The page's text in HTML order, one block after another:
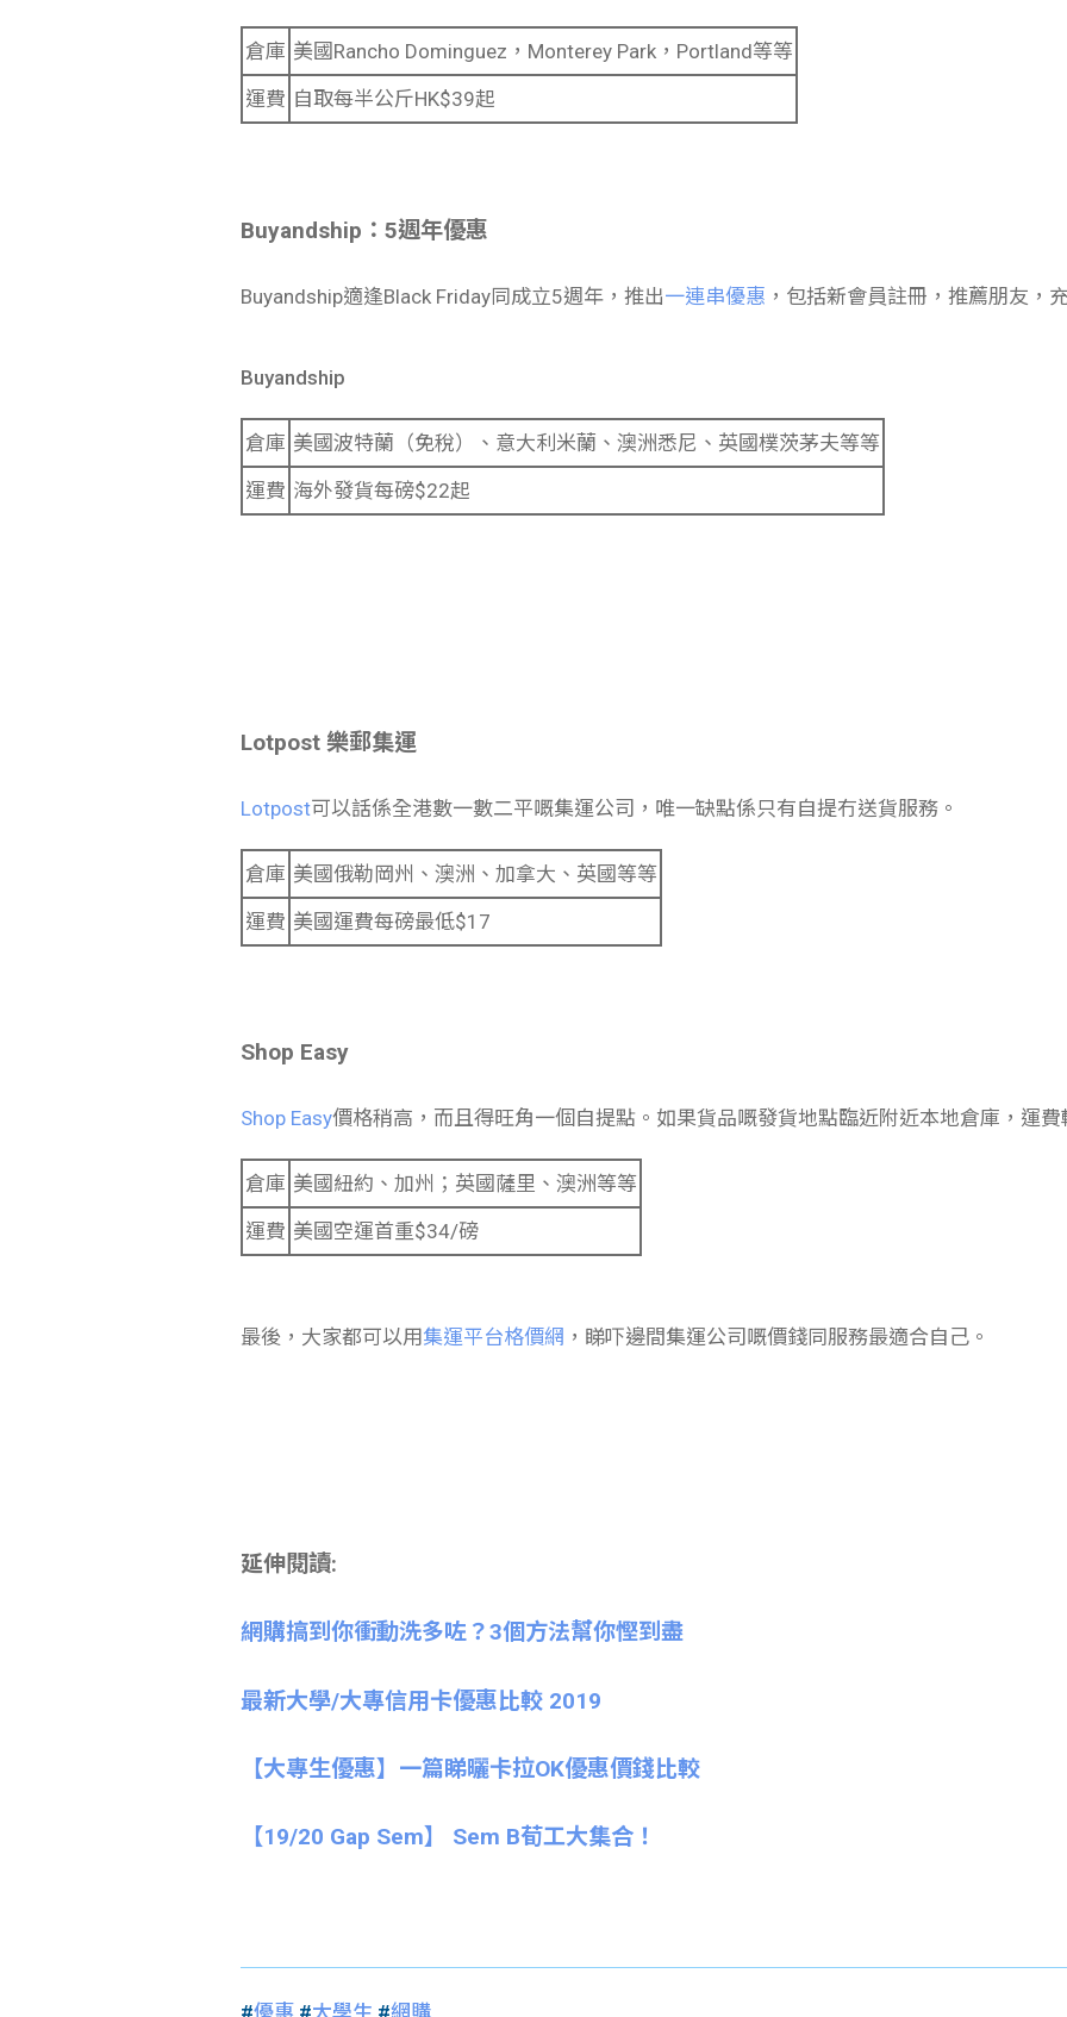
倉庫 美國Rancho Dominguez，Monterey Park，Portland等等
運費 自取每半公斤HK$39起
Buyandship：5週年優惠
Buyandship適逢Black Friday同成立5週年，推出一連串優惠 ，包括新會員註冊，推薦朋友，
Buyandship
倉庫 美國波特蘭（免稅）、意大利米蘭、澳洲悉尼、英國樸茨茅夫等等
運費 海外發貨每磅$22起
Lotpost 樂郵集運
Lotpost可以話係全港數一數二平嘅集運公司，唯一缺點係只有自提冇送貨服務。
倉庫 美國俄勒岡州、澳洲、加拿大、英國等等
運費 美國運費每磅最低$17
Shop Easy
Shop Easy價格稍高，而且得旺角一個自提點。如果貨品嘅發貨地點臨近附近本地倉庫，運費
倉庫 美國紐約、加州；英國薩里、澳洲等等
運費 美國空運首重$34/磅
最後，大家都可以用 集運平台格價網 ，睇吓邊間集運公司嘅價錢同服務最適合自己。
延伸閱讀:
網購搞到你衝動洗多咗？3個方法幫你慳到盡
最新大學/大專信用卡優惠比較 2019
【大專生優惠】一篇睇曬卡拉OK優惠價錢比較
【19/20 Gap Sem】 Sem B荀工大集合！
#優惠#大學生 #網購